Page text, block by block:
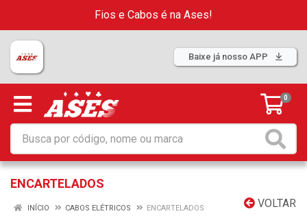
Fios e Cabos é na Ases!
Baixe já nosso APP
0
ENCARTELADOS
VOLTAR
INÍCIO CABOS ELÉTRICOS ENCARTELADOS